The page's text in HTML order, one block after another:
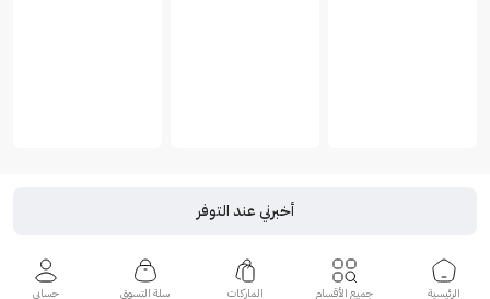
أخبرني عند التوفر
الرئيسية جميع الأقسام الماركات سلة التسوق حسابي